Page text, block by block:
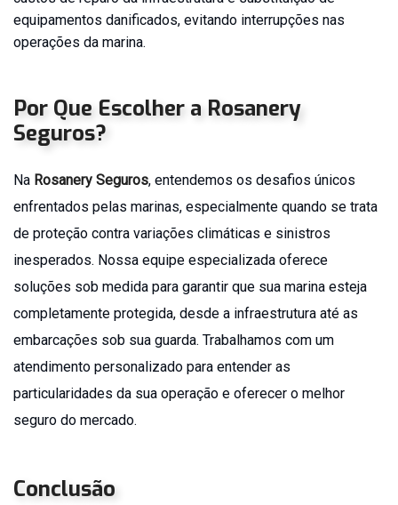
de
Vida
Grupo)
equipamentos danificados, evitando interrupções nas
operações da marina.
Por Que Escolher a Rosanery
Seguros?
Na Rosanery Seguros, entendemos os desafios únicos
enfrentados pelas marinas, especialmente quando se trata
de proteção contra variações climáticas e sinistros
inesperados. Nossa equipe especializada oferece
soluções sob medida para garantir que sua marina esteja
completamente protegida, desde a infraestrutura até as
embarcações sob sua guarda. Trabalhamos com um
atendimento personalizado para entender as
particularidades da sua operação e oferecer o melhor
seguro do mercado.
Conclusão